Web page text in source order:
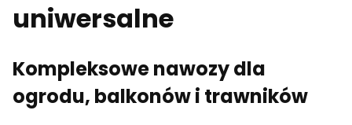
uniwersalne
Kompleksowe nawozy dla
ogrodu, balkonów i trawników